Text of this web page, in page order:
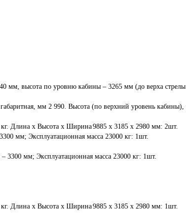
мм, высота по уровню кабины – 3265 мм (до верха стрелы
мм 2 990. Высота (по верхний уровень кабины),
x Ширина	9885 x 3185 x 2980 мм: 2шт.
мм; Эксплуатационная масса 23000 кг: 1шт.
3300 мм; Эксплуатационная масса 23000 кг: 1шт.
x Ширина	9885 x 3185 x 2980 мм: 1шт.